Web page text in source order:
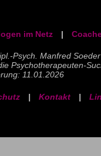
im Netz |
Psych. Manfred Soeder
Psychotherapeuten-
11.01.2026
| Kontakt |